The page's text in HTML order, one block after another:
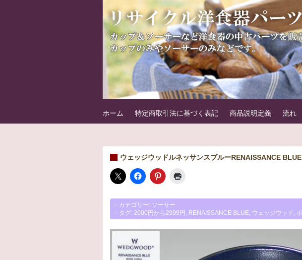
フリマート洋食器パーツセ
洋食器の中古パーツを販売しています。例えばカップ＆ソーサ
ホーム 特定商取引法に基づく表記 商品説明定義 流れ
ウェッジウッドルネッサンスブルーRENAISSANCE
カテゴリー: ソーサー
タグ: 2000円から2999円 RENAISSANCE BLUE ウェッジウッド